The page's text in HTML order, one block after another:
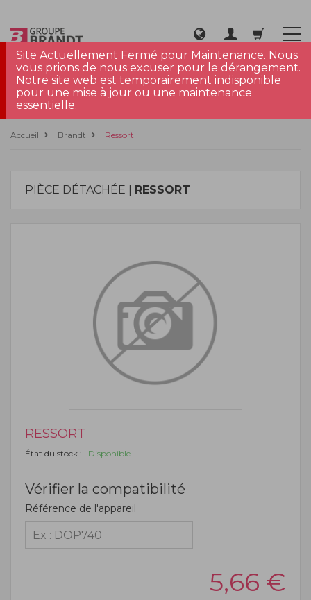
Site Actuellement Fermé pour Maintenance. Nous
vous prions de nous excuser pour le dérangement.
Notre site web est temporairement indisponible
pour une mise à jour ou une maintenance
essentielle.
Accueil Brandt Ressort
PIÈCE DÉTACHÉE | RESSORT
RESSORT
État du stock : Disponible
Vérifier la compatibilité
Référence de l'appareil
5,66 €